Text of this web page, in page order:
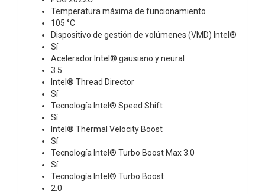
Temperatura máxima de funcionamiento
105 °C
Dispositivo de gestión de volúmenes (VMD) Intel®
Sí
Acelerador Intel® gausiano y neural
3.5
Intel® Thread Director
Sí
Tecnología Intel® Speed Shift
Sí
Intel® Thermal Velocity Boost
Sí
Tecnología Intel® Turbo Boost Max 3.0
Sí
Tecnología Intel® Turbo Boost
2.0